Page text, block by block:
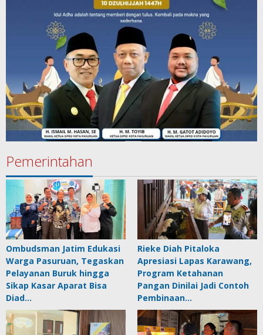
Pemerintahan
Ombudsman Jatim Edukasi
Warga Pasuruan, Tegaskan
Pelayanan Buruk hingga
Sikap Kasar Aparat Bisa
Diad…
Rieke Diah Pitaloka
Apresiasi Lapas Karawang,
Program Ketahanan
Pangan Dinilai Jadi Contoh
Pembinaan…